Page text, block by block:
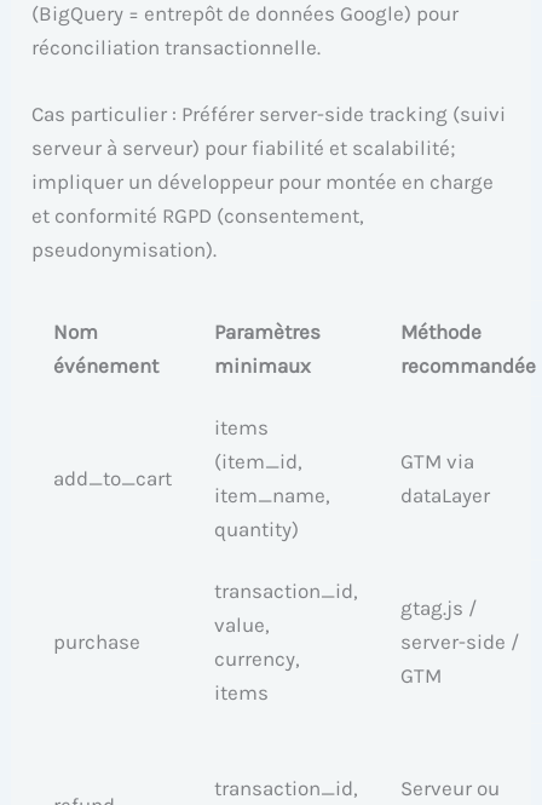
(BigQuery = entrepôt de données Google) pour
réconciliation transactionnelle.
Cas particulier : Préférer server-side tracking (suivi
serveur à serveur) pour fiabilité et scalabilité;
impliquer un développeur pour montée en charge
et conformité RGPD (consentement,
pseudonymisation).
Nom
événement
Paramètres
minimaux
Méthode
recommandée
add_to_cart
items
(item_id,
item_name,
quantity)
GTM via
dataLayer
purchase
transaction_id,
value,
currency,
items
gtag.js /
server-side /
GTM
transaction_id, Serveur ou